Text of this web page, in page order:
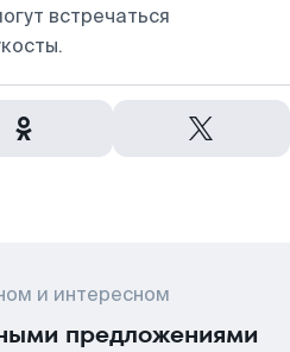
встречаться
и интересном
предложениями